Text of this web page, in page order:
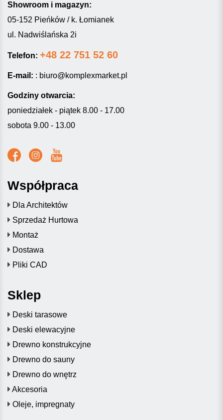
Showroom i magazyn:
05-152 Pieńków / k. Łomianek
ul. Nadwiślańska 2i
Telefon: +48 22 751 52 60
E-mail: : biuro@komplexmarket.pl
Godziny otwarcia:
poniedziałek - piątek 8.00 - 17.00
sobota 9.00 - 13.00
Współpraca
Dla Architektów
Sprzedaż Hurtowa
Montaż
Dostawa
Pliki CAD
Sklep
Deski tarasowe
Deski elewacyjne
Drewno konstrukcyjne
Drewno do sauny
Drewno do wnętrz
Akcesoria
Oleje, impregnaty